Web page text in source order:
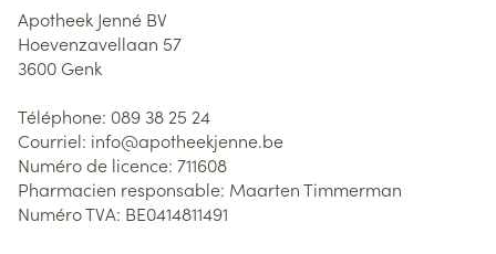
Apotheek Jenné BV
Hoevenzavellaan 57
3600 Genk
Téléphone: 089 38 25 24
Courriel: info@apotheekjenne.be
Numéro de licence: 711608
Pharmacien responsable: Maarten Timmerman
Numéro TVA: BE0414811491